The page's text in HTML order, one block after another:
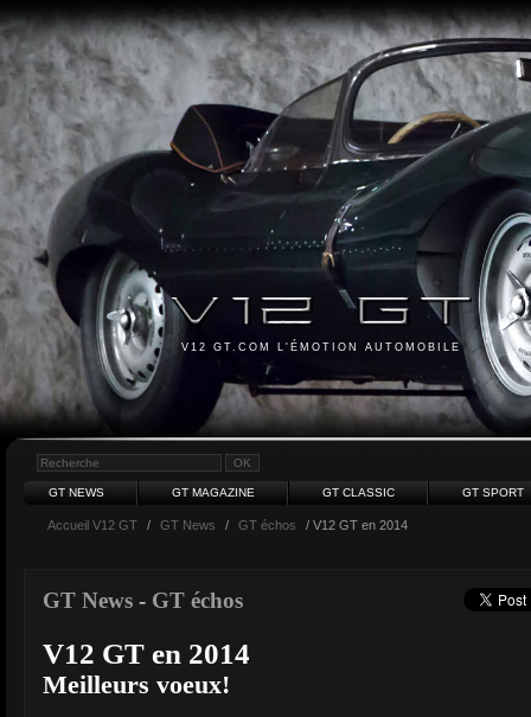
V12 GT.COM L'ÉMOTION AUTOMOBILE
GT NEWS GT MAGAZINE GT CLASSIC GT SPORT
Accueil V12 GT / GT News / GT échos / V12 GT en 2014
GT News - GT échos
V12 GT en 2014
Meilleurs voeux!